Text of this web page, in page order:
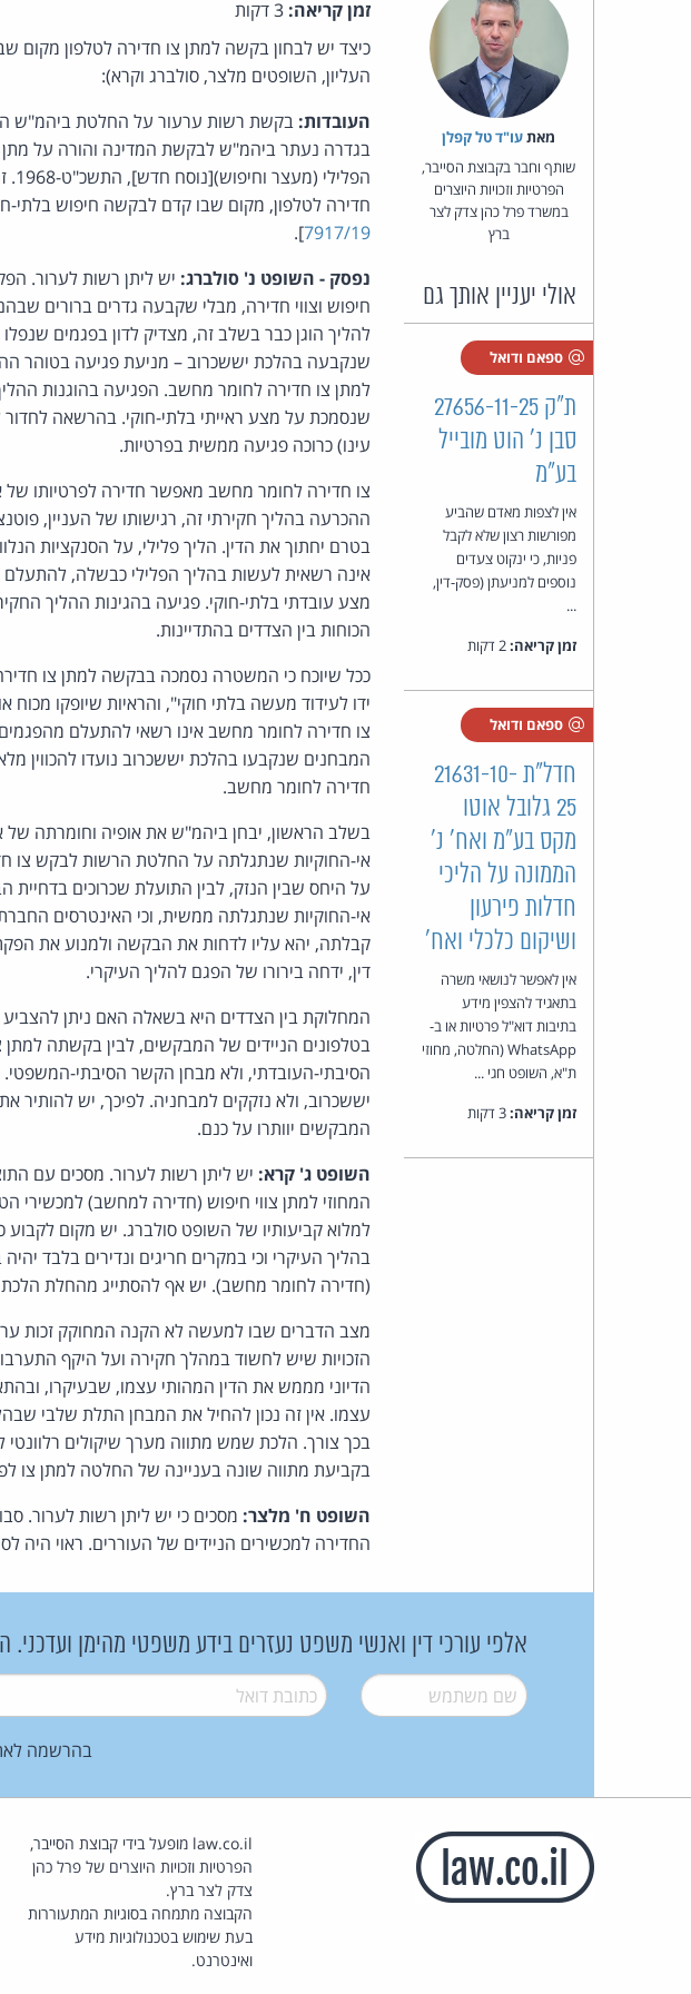
מאת‏עו"ד טל קפלן
שותף וחבר בקבוצת הסייבר,
הפרטיות וזכויות היוצרים
במשרד פרל כהן צדק לצר
ברץ
אולי יעניין אותך גם
ספאם ודואל
ת"ק 27656-11-25
סבן נ' הוט מובייל
בע"מ
אין לצפות מאדם שהביע
מפורשות רצון שלא לקבל
פניות, כי ינקוט צעדים
נוספים למניעתן (פסק-דין,
...
זמן קריאה:
ספאם ודואל
חדל"ת 21631-10-
25 גלובל אוטו
מקס בע״מ ואח' נ'
הממונה על הליכי
חדלות פירעון
ושיקום כלכלי ואח'
אין לאפשר לנושאי משרה
בתאגיד להצפין מידע
בתיבות דוא"ל פרטיות או ב-
WhatsApp (החלטה, מחוזי
ת"א, השופט חגי ...
זמן קריאה:
זמן קריאה:
כיצד יש לבחון בקשה למתן צו חדירה לטלפון מקום
העליון, השופטים מלצר, סולברג וקרא):
העובדות: בקשת רשות ערעור על החלטת ביהמ"ש
חדירה לטלפון, מקום שבו קדם לבקשה חיפוש בלתי-
7917/19
].
נפסק - השופט נ' סולברג: יש ליתן רשות לערור.
חיפוש וצווי חדירה, מבלי שקבעה גדרים ברורים
להליך הוגן כבר בשלב זה, מצדיק לדון בפגמים
שנקבעה בהלכת יששכרוב – מניעת פגיעה בטוהר
למתן צו חדירה לחומר מחשב. הפגיעה בהוגנות
שנסמכת על מצע ראייתי בלתי-חוקי. בהרשאה
עינו) כרוכה פגיעה ממשית בפרטיות.
צו חדירה לחומר מחשב מאפשר חדירה לפרטיותו של
ההכרעה בהליך חקירתי זה, רגישותו של העניין,
בטרם יחתוך את הדין. הליך פלילי, על הסנקציות
אינה רשאית לעשות בהליך הפלילי כבשלה,
מצע עובדתי בלתי-חוקי. פגיעה בהגינות ההליך
הכוחות בין הצדדים בהתדיינות.
ככל שיוכח כי המשטרה נסמכה בבקשה למתן צו
ידו לעידוד מעשה בלתי חוקי", והראיות שיופקו
צו חדירה לחומר מחשב אינו רשאי להתעלם
המבחנים שנקבעו בהלכת יששכרוב נועדו להכווין
חדירה לחומר מחשב.
בשלב הראשון, יבחן ביהמ"ש את אופיה וחומרתה
אי-החוקיות שנתגלתה על החלטת הרשות לבקש צו
על היחס שבין הנזק, לבין התועלת שכרוכים
אי-החוקיות שנתגלתה ממשית, וכי האינטרסים
קבלתה, יהא עליו לדחות את הבקשה ולמנוע את
דין, ידחה בירורו של הפגם להליך העיקרי.
המחלוקת בין הצדדים היא בשאלה האם ניתן
בטלפונים הניידים של המבקשים, לבין בקשתה
הסיבתי-העובדתי, ולא מבחן הקשר הסיבתי-
יששכרוב, ולא נזקקים למבחניה. לפיכך, יש להותיר
המבקשים יוותרו על כנם.
השופט ג' קרא: יש ליתן רשות לערור. מסכים עם
המחוזי למתן צווי חיפוש (חדירה למחשב)
למלוא קביעותיו של השופט סולברג. יש מקום לקבוע
בהליך העיקרי וכי במקרים חריגים ונדירים בלבד
(חדירה לחומר מחשב). יש אף להסתייג מהחלת
מצב הדברים שבו למעשה לא הקנה המחוקק זכות
הזכויות שיש לחשוד במהלך חקירה ועל היקף
הדיוני מממש את הדין המהותי עצמו, שבעיקרו,
עצמו. אין זה נכון להחיל את המבחן התלת שלבי
בכך צורך. הלכת שמש מתווה מערך שיקולים
בקביעת מתווה שונה בעניינה של החלטה למתן צו לפי סעיף
השופט ח' מלצר: מסכים כי יש ליתן רשות לערור.
החדירה למכשירים הניידים של העוררים. ראוי היה
אלפי עורכי דין ואנשי משפט נעזרים בידע משפטי מהימן
שם משתמש* דואל*
בהרשמה
law.co.il מופעל בידי קבוצת הסייבר,
הפרטיות וזכויות היוצרים של פרל כהן
צדק לצר ברץ.
הקבוצה מתמחה בסוגיות המתעוררות
בעת שימוש בטכנולוגיות מידע
ואינטרנט.